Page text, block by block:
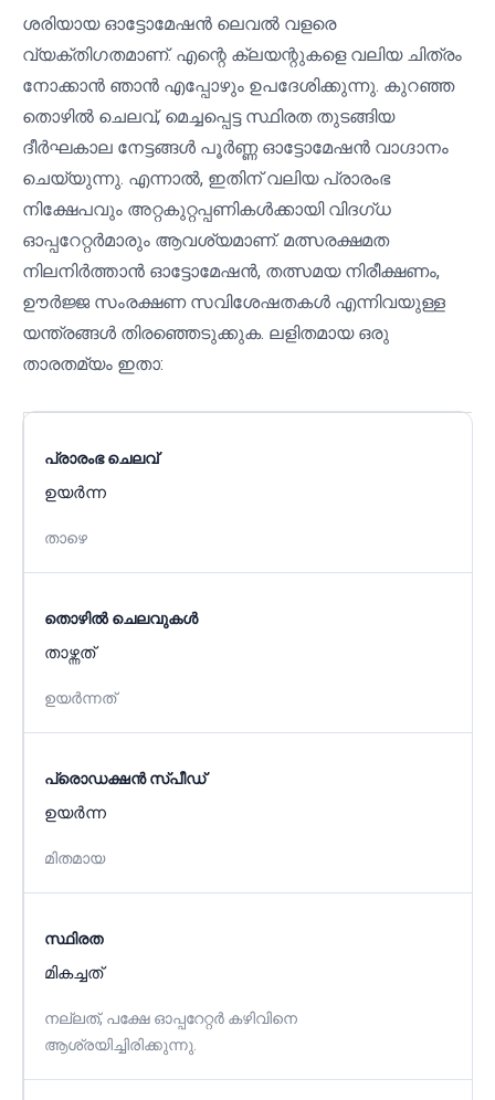
ശരിയായ ഓട്ടോമേഷൻ ലെവൽ വളരെ
വ്യക്തിഗതമാണ്. എന്റെ ക്ലയന്റുകളെ വലിയ ചിത്രം
നോക്കാൻ ഞാൻ എപ്പോഴും ഉപദേശിക്കുന്നു. കുറഞ്ഞ
തൊഴിൽ ചെലവ്, മെച്ചപ്പെട്ട സ്ഥിരത തുടങ്ങിയ
ദീർഘകാല നേട്ടങ്ങൾ പൂർണ്ണ ഓട്ടോമേഷൻ വാഗ്ദാനം
ചെയ്യുന്നു. എന്നാൽ, ഇതിന് വലിയ പ്രാരംഭ
നിക്ഷേപവും അറ്റകുറ്റപ്പണികൾക്കായി വിദഗ്ധ
ഓപ്പറേറ്റർമാരും ആവശ്യമാണ്. മത്സരക്ഷമത
നിലനിർത്താൻ ഓട്ടോമേഷൻ, തത്സമയ നിരീക്ഷണം,
ഊർജ്ജ സംരക്ഷണ സവിശേഷതകൾ എന്നിവയുള്ള
യന്ത്രങ്ങൾ തിരഞ്ഞെടുക്കുക. ലളിതമായ ഒരു
താരതമ്യം ഇതാ:
പ്രാരംഭ ചെലവ്
ഉയർന്ന
താഴെ
തൊഴിൽ ചെലവുകൾ
താഴ്ന്നത്
ഉയർന്നത്
പ്രൊഡക്ഷൻ സ്പീഡ്
ഉയർന്ന
മിതമായ
സ്ഥിരത
മികച്ചത്
നല്ലത്, പക്ഷേ ഓപ്പറേറ്റർ കഴിവിനെ
ആശ്രയിച്ചിരിക്കുന്നു.